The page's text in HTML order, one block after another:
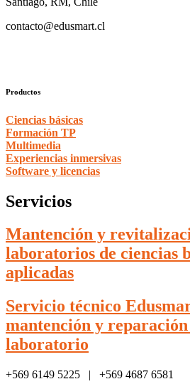
contacto@edusmart.cl
Productos
Ciencias básicas
Formación TP
Multimedia
Experiencias inmersivas
Software y licencias
Servicios
Mantención y
laboratorios de ciencias
aplicadas
Servicio técnico
mantención y reparación
laboratorio
+569 6149 5225 | +569 4687 6581